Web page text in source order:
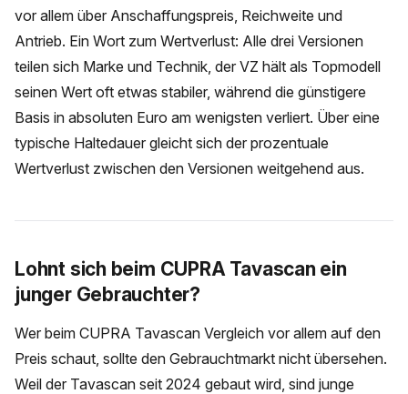
vor allem über Anschaffungspreis, Reichweite und
Antrieb. Ein Wort zum Wertverlust: Alle drei Versionen
teilen sich Marke und Technik, der VZ hält als Topmodell
seinen Wert oft etwas stabiler, während die günstigere
Basis in absoluten Euro am wenigsten verliert. Über eine
typische Haltedauer gleicht sich der prozentuale
Wertverlust zwischen den Versionen weitgehend aus.
Lohnt sich beim CUPRA Tavascan ein
junger Gebrauchter?
Wer beim CUPRA Tavascan Vergleich vor allem auf den
Preis schaut, sollte den Gebrauchtmarkt nicht übersehen.
Weil der Tavascan seit 2024 gebaut wird, sind junge